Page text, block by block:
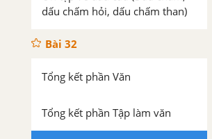
dấu chấm hỏi, dấu chấm than)
Bài 32
Tổng kết phần Văn
Tổng kết phần Tập làm văn